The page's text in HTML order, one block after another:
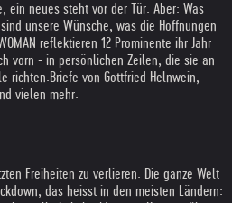
ein neues steht vor der Tür. Aber: Was
unsere Wünsche, was die Hoffnungen
reflektieren 12 Prominente ihr Jahr
vorn - in persönlichen Zeilen, die sie an
richten.Briefe von Gottfried Helnwein,
vielen mehr.
Freiheiten zu verlieren. Die ganze Welt
das heisst in den meisten Ländern: